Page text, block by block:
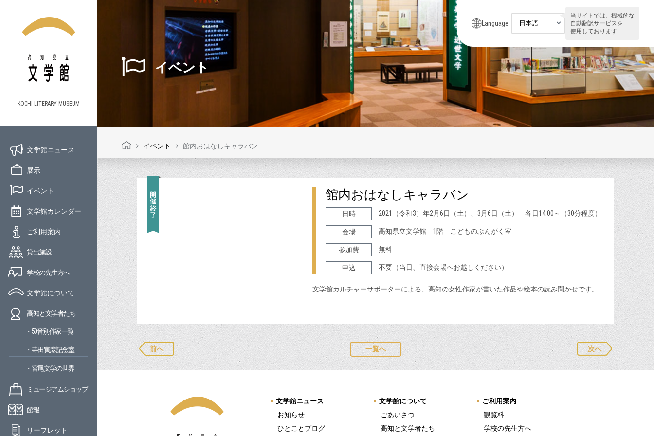
KOCHI LITERARY MUSEUM
文学館ニュース
展示
イベント
文学館カレンダー
ご利用案内
貸出施設
学校の先生方へ
文学館について
高知と文学者たち
・50音別作家一覧
・寺田寅彦記念室
・宮尾文学の世界
ミュージアムショップ
館報
リーフレット
Language
当サイトでは、機械的な
自動翻訳サービスを
使用しております
イベント
イベント 館内おはなしキャラバン
館内おはなしキャラバン
日時 2021（令和3）年2月6日（土）、3月6日（土） 各日14:00～（30分程度）
会場 高知県立文学館 1階 こどものぶんがく室
参加費 無料
申込 不要（当日、直接会場へお越しください）
文学館カルチャーサポーターによる、高知の女性作家が書いた作品や絵本の読み聞かせです。
前へ 一覧へ 次へ
文学館ニュース
お知らせ
ひとことブログ
文学館について
ごあいさつ
高知と文学者たち
ご利用案内
観覧料
学校の先生方へ